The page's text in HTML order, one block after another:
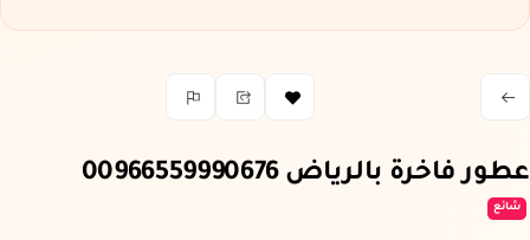
عطور فاخرة بالرياض 00966559990676
شائع